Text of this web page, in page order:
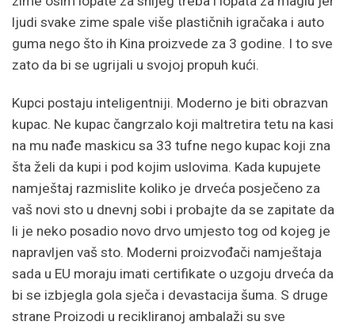
ljudi svake zime spale više plastičnih igračaka i auto
guma nego što ih Kina proizvede za 3 godine. I to sve
zato da bi se ugrijali u svojoj propuh kući.
Kupci postaju inteligentniji. Moderno je biti obrazvan
kupac. Ne kupac čangrzalo koji maltretira tetu na kasi
na mu nađe maskicu sa 33 tufne nego kupac koji zna
šta želi da kupi i pod kojim uslovima. Kada kupujete
namještaj razmislite koliko je drveća posječeno za
vaš novi sto u dnevnj sobi i probajte da se zapitate da
li je neko posadio novo drvo umjesto tog od kojeg je
napravljen vaš sto. Moderni proizvođači namještaja
sada u EU moraju imati certifikate o uzgoju drveća da
bi se izbjegla gola sječa i devastacija šuma. S druge
strane Proizodi u recikliranoj ambalaži su sve